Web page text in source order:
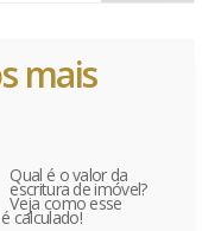
mais
Qual é o valor da
escritura de imóvel?
Veja como esse
calculado!